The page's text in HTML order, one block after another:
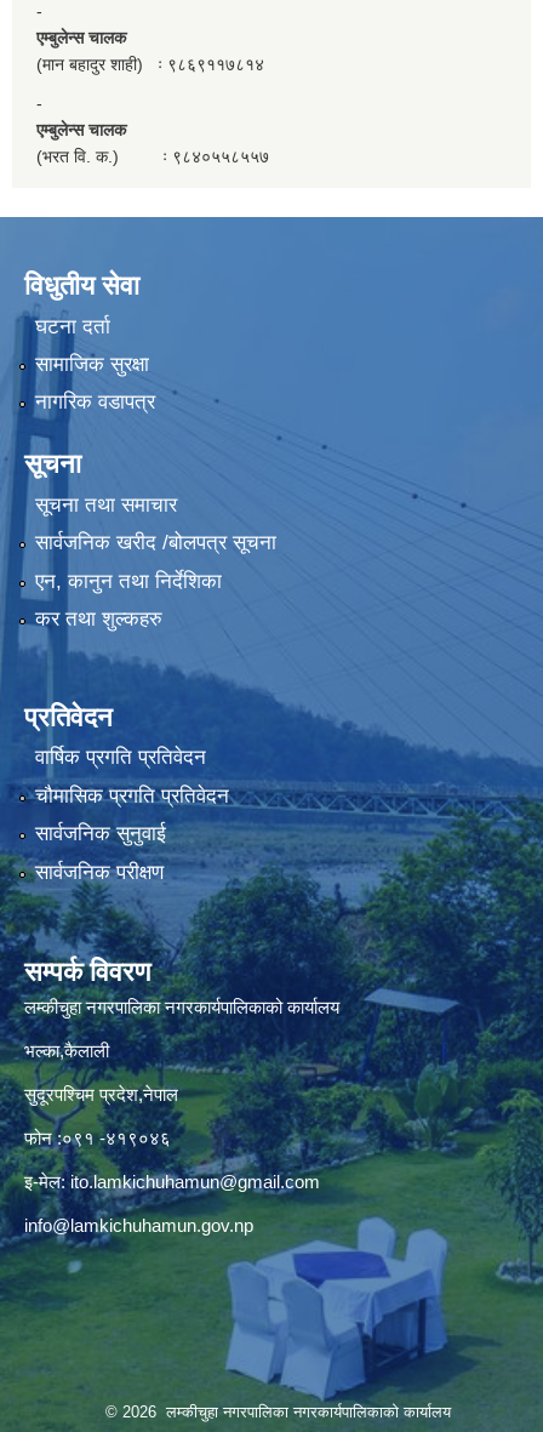
-
एम्बुलेन्स चालक
(मान बहादुर शाही) ः ९८६९११७८१४
-
एम्बुलेन्स चालक
(भरत वि. क.) ः ९८४०५५८५५७
विधुतीय सेवा
घटना दर्ता
सामाजिक सुरक्षा
नागरिक वडापत्र
सूचना
सूचना तथा समाचार
सार्वजनिक खरीद /बोलपत्र सूचना
एन, कानुन तथा निर्देशिका
कर तथा शुल्कहरु
प्रतिवेदन
वार्षिक प्रगति प्रतिवेदन
चौमासिक प्रगति प्रतिवेदन
सार्वजनिक सुनुवाई
सार्वजनिक परीक्षण
सम्पर्क विवरण
लम्कीचुहा नगरपालिका नगरकार्यपालिकाको कार्यालय
भल्का,कैलाली
सुदूरपश्चिम प्रदेश,नेपाल
फोन :०९१ -४१९०४६
इ-मेल:ito.lamkichuhamun@gmail.com
info@lamkichuhamun.gov.np
© 2026 लम्कीचुहा नगरपालिका नगरकार्यपालिकाको कार्यालय